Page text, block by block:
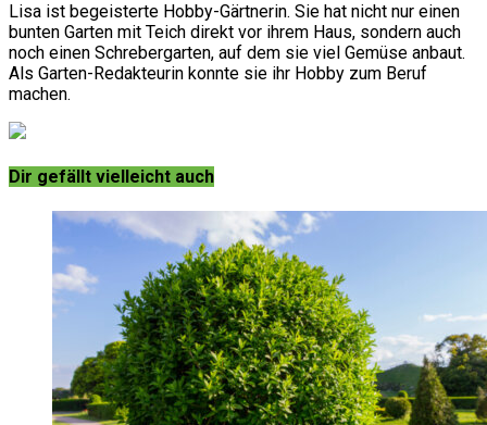
Lisa ist begeisterte Hobby-Gärtnerin. Sie hat nicht nur einen
bunten Garten mit Teich direkt vor ihrem Haus, sondern auch
noch einen Schrebergarten, auf dem sie viel Gemüse anbaut.
Als Garten-Redakteurin konnte sie ihr Hobby zum Beruf
machen.
Dir gefällt vielleicht auch